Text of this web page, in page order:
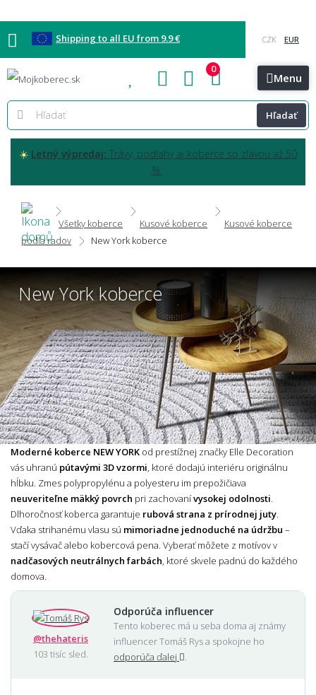
Shipping to all EU from 9.9 €
Blog Kontakt Menu
Hľadať
0
☀️ Letný výpredaj: Trávy, podlahy aj koberce so zľavou až 50
%.
Všetky koberce Kusové koberce
Kusové koberce
podľa radov
New York koberce
New York koberce
Moderné koberce NEW YORK od prestížnej značky Elle Decoration
vás uhranú pútavými 3D vzormi , ktoré dodajú interiéru originálnu
hĺbku. Zmes polypropylénu a polyesteru im prepožičiava
neuveriteľne mäkký povrch pri zachovanívysokej odolnosti
Dlhoročnosť koberca garantuje rubová strana z prírodnej juty
Vďaka strihanému vlasu sú mimoriadne jednoduché na údržbu –
stačí vysávač alebo kobercová pena. Vyberať môžete z motívov v
nadčasových neutrálnych farbách , ktoré skvele padnú do každého
domova.
@thehateris
103 tisíc sled.
Odporúča influencer
Tento koberec má u seba doma aj známy
influencer Tomáš Rys a spokojne ho
odporúča ďalej